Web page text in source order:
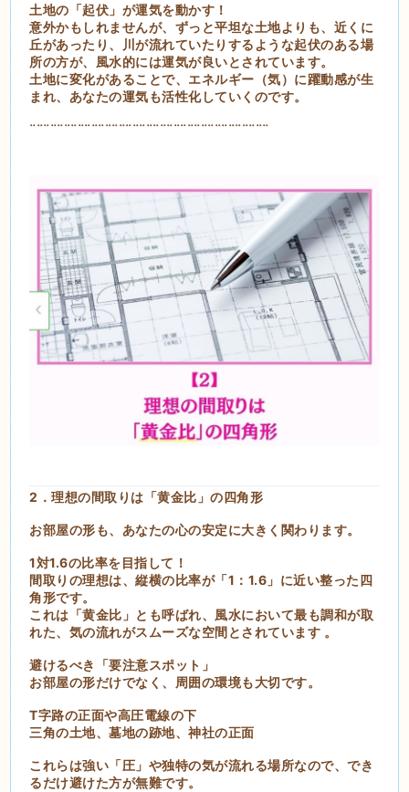
土地の「起伏」が運気を動かす！
意外かもしれませんが、ずっと平坦な土地よりも、近くに
丘があったり、川が流れていたりするような起伏のある場
所の方が、風水的には運気が良いとされています。
土地に変化があることで、エネルギー（気）に躍動感が生
まれ、あなたの運気も活性化していくのです。
¨¨¨¨¨¨¨¨¨¨¨¨¨¨¨¨¨¨¨¨¨¨¨¨¨¨¨¨¨¨¨¨¨¨¨
2．理想の間取りは「黄金比」の四角形
お部屋の形も、あなたの心の安定に大きく関わります。
1対1.6の比率を目指して！
間取りの理想は、縦横の比率が「1：1.6」に近い整った四
角形です。
これは「黄金比」とも呼ばれ、風水において最も調和が取
れた、気の流れがスムーズな空間とされています 。
避けるべき「要注意スポット」
お部屋の形だけでなく、周囲の環境も大切です。
T字路の正面や高圧電線の下
三角の土地、墓地の跡地、神社の正面
これらは強い「圧」や独特の気が流れる場所なので、でき
るだけ避けた方が無難です。